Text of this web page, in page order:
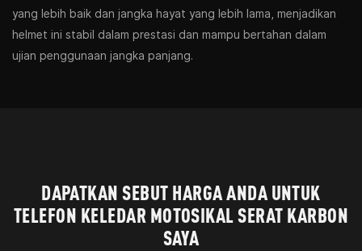
yang lebih baik dan jangka hayat yang lebih lama, menjadikan
helmet ini stabil dalam prestasi dan mampu bertahan dalam
ujian penggunaan jangka panjang.
DAPATKAN SEBUT HARGA ANDA UNTUK
TELEFON KELEDAR MOTOSIKAL SERAT KARBON
SAYA